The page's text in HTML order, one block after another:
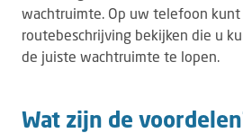
wachtruimte. Op uw telefoon kunt
routebeschrijving bekijken die u
de juiste wachtruimte te lopen.
Wat zijn de